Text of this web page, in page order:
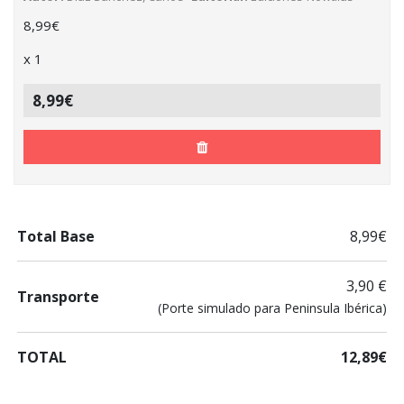
8,99€
x 1
8,99€
Total Base 8,99€
Transporte
3,90 €
(Porte simulado para Peninsula Ibérica)
TOTAL 12,89€